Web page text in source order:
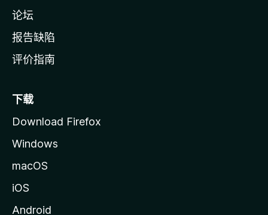
论坛
报告缺陷
评价指南
下载
Download Firefox
Windows
macOS
iOS
Android